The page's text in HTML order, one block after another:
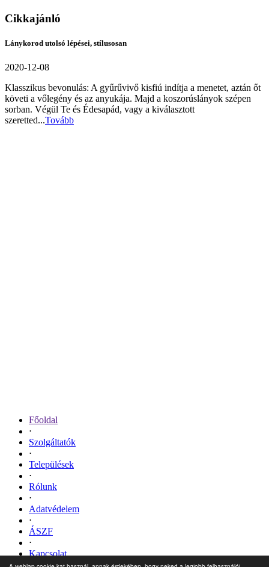
Cikkajánló
Lánykorod utolsó lépései, stílusosan
2020-12-08
Klasszikus bevonulás: A gyűrűvivő kisfiú indítja a menetet, aztán őt
követi a vőlegény és az anyukája. Majd a koszorúslányok szépen
sorban. Végül Te és Édesapád, vagy a kiválasztott
szeretted...Tovább
Főoldal
⋅
Szolgáltatók
⋅
Települések
⋅
Rólunk
⋅
Adatvédelem
⋅
ÁSZF
⋅
Kapcsolat